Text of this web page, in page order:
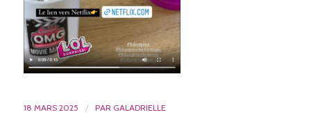
18 MARS 2025 / PAR GALADRIELLE